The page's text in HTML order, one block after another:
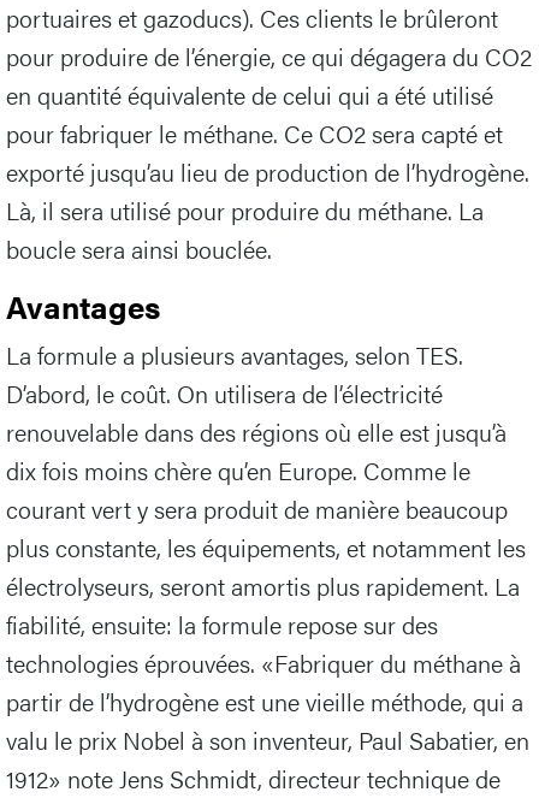
portuaires et gazoducs). Ces clients le brûleront
pour produire de l’énergie, ce qui dégagera du CO2
en quantité équivalente de celui qui a été utilisé
pour fabriquer le méthane. Ce CO2 sera capté et
exporté jusqu’au lieu de production de l’hydrogène.
Là, il sera utilisé pour produire du méthane. La
boucle sera ainsi bouclée.
Avantages
La formule a plusieurs avantages, selon TES.
D’abord, le coût. On utilisera de l’électricité
renouvelable dans des régions où elle est jusqu’à
dix fois moins chère qu’en Europe. Comme le
courant vert y sera produit de manière beaucoup
plus constante, les équipements, et notamment les
électrolyseurs, seront amortis plus rapidement. La
fiabilité, ensuite: la formule repose sur des
technologies éprouvées. «Fabriquer du méthane à
partir de l’hydrogène est une vieille méthode, qui a
valu le prix Nobel à son inventeur, Paul Sabatier, en
1912» note Jens Schmidt, directeur technique de